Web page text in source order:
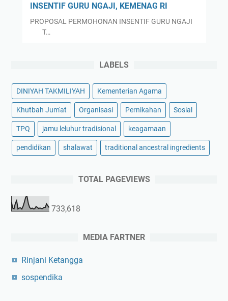
INSENTIF GURU NGAJI, KEMENAG RI
PROPOSAL PERMOHONAN INSENTIF GURU NGAJI
T…
LABELS
DINIYAH TAKMILIYAH Kementerian Agama
Khutbah Jum'at Organisasi Pernikahan Sosial
TPQ jamu leluhur tradisional keagamaan
pendidikan shalawat traditional ancestral ingredients
TOTAL PAGEVIEWS
733,618
MEDIA FARTNER
Rinjani Ketangga
sospendika